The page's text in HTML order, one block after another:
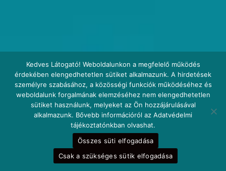
Kedves Látogató! Weboldalunkon a megfelelő működés
érdekében elengedhetetlen sütiket alkalmazunk. A hirdetések
személyre szabásához, a közösségi funkciók működéséhez és
weboldalunk forgalmának elemzéséhez nem elengedhetetlen
sütiket használunk, melyeket az Ön hozzájárulásával
alkalmazunk. Bővebb információról az Adatvédelmi
tájékoztatónkban olvashat.
Összes süti elfogadása
Csak a szükséges sütik elfogadása